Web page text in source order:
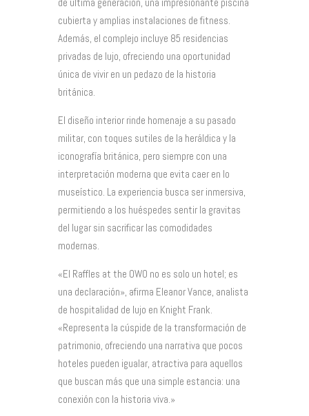
cubierta y amplias instalaciones de fitness.
Además, el complejo incluye 85 residencias
privadas de lujo, ofreciendo una oportunidad
única de vivir en un pedazo de la historia
británica.
El diseño interior rinde homenaje a su pasado
militar, con toques sutiles de la heráldica y la
iconografía británica, pero siempre con una
interpretación moderna que evita caer en lo
museístico. La experiencia busca ser inmersiva,
permitiendo a los huéspedes sentir la gravitas
del lugar sin sacrificar las comodidades
modernas.
«El Raffles at the OWO no es solo un hotel; es
una declaración», afirma Eleanor Vance, analista
de hospitalidad de lujo en Knight Frank.
«Representa la cúspide de la transformación de
patrimonio, ofreciendo una narrativa que pocos
hoteles pueden igualar, atractiva para aquellos
que buscan más que una simple estancia: una
conexión con la historia viva.»